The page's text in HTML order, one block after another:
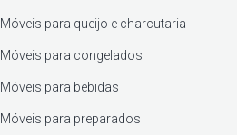
Móveis para queijo e charcutaria
Móveis para congelados
Móveis para bebidas
Móveis para preparados